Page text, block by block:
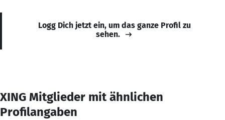
Logg Dich jetzt ein, um das ganze Profil zu
sehen.
XING Mitglieder mit ähnlichen
Profilangaben